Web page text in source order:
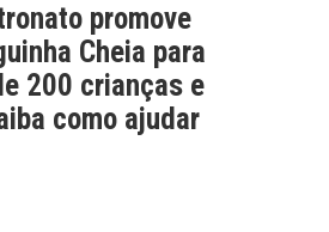
promove
Cheia para
200 crianças e
como ajudar